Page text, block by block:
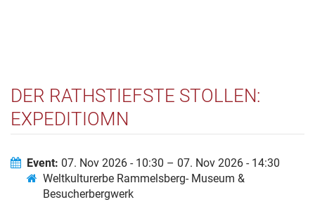
DER RATHSTIEFSTE STOLLEN:
EXPEDITIOMN
Event: 07. Nov 2026 - 10:30 – 07. Nov 2026 - 14:30
Weltkulturerbe Rammelsberg- Museum &
Besucherbergwerk